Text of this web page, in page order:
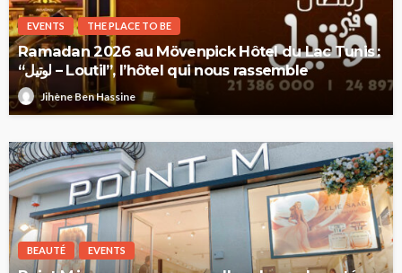
EVENTS THE PLACE TO BE
Ramadan 2026 au Mövenpick Hôtel du Lac Tunis :
“لوتيل – Loutil”, l’hôtel qui nous rassemble
Jihène Ben Hassine
BEAUTÉ EVENTS